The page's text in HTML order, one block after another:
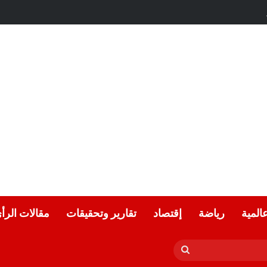
بقلم: سلوى اليوسف
رياضة إقتصاد تقارير وتحقيقات مقالات
بحث